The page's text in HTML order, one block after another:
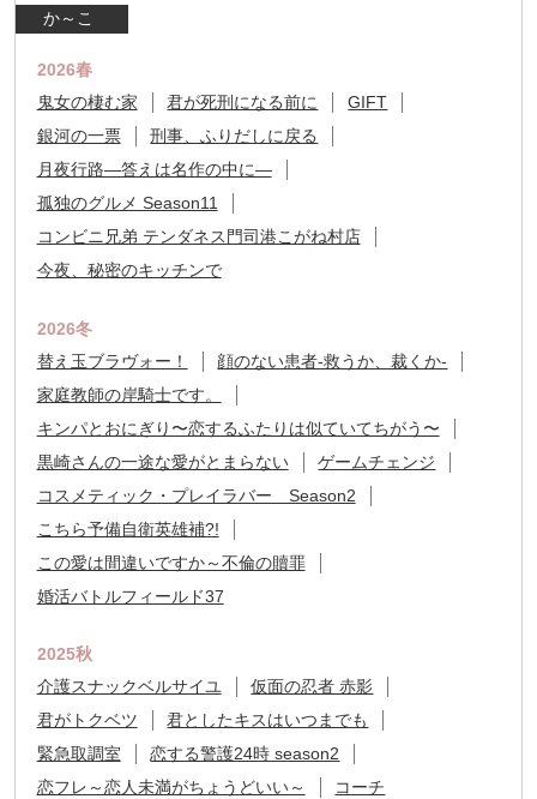
か～こ
2026春
鬼女の棲む家
君が死刑になる前に
GIFT
銀河の一票
刑事、ふりだしに戻る
月夜行路―答えは名作の中に―
孤独のグルメ Season11
コンビニ兄弟 テンダネス門司港こがね村店
今夜、秘密のキッチンで
2026冬
替え玉ブラヴォー！
顔のない患者-救うか、裁くか-
家庭教師の岸騎士です。
キンパとおにぎり〜恋するふたりは似ていてちがう〜
黒崎さんの一途な愛がとまらない
ゲームチェンジ
コスメティック・プレイラバー Season2
こちら予備自衛英雄補?!
この愛は間違いですか～不倫の贖罪
婚活バトルフィールド37
2025秋
介護スナックベルサイユ
仮面の忍者 赤影
君がトクベツ
君としたキスはいつまでも
緊急取調室
恋する警護24時 season2
恋フレ～恋人未満がちょうどいい～
コーチ